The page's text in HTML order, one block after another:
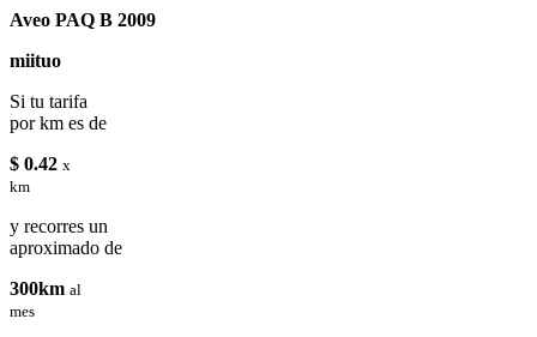
Aveo PAQ B 2009
miituo
Si tu tarifa
por km es de
$ 0.42 x
km
y recorres un
aproximado de
300km al
mes